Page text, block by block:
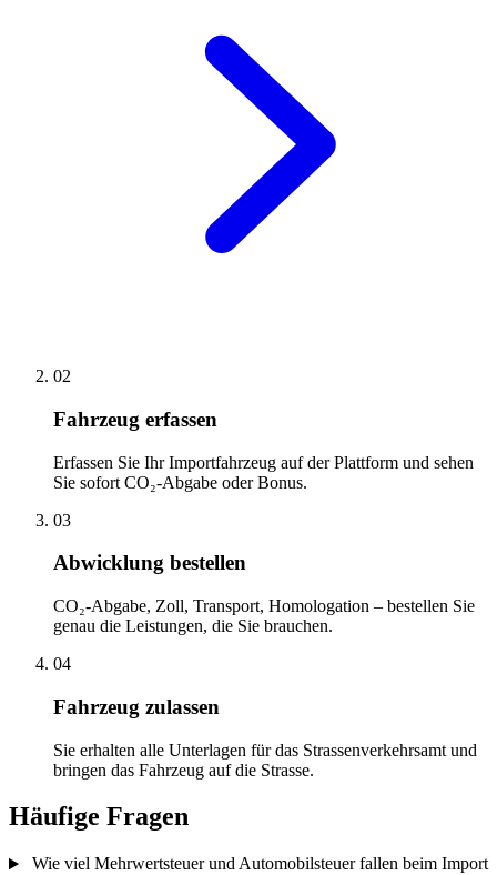
02
Fahrzeug erfassen
Erfassen Sie Ihr Importfahrzeug auf der Plattform und sehen
Sie sofort CO₂-Abgabe oder Bonus.
03
Abwicklung bestellen
CO₂-Abgabe, Zoll, Transport, Homologation – bestellen Sie
genau die Leistungen, die Sie brauchen.
04
Fahrzeug zulassen
Sie erhalten alle Unterlagen für das Strassenverkehrsamt und
bringen das Fahrzeug auf die Strasse.
Häufige Fragen
Wie viel Mehrwertsteuer und Automobilsteuer fallen beim Import